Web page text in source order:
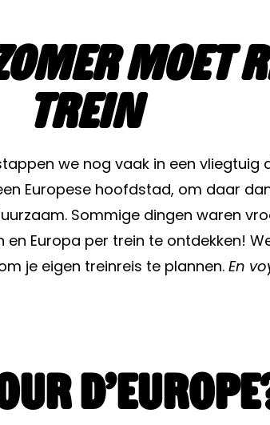
moet
trein
we nog vaak in een
Europese hoofdstad, om daar
Sommige dingen waren
en Europa per trein te ontdekken!
je eigen treinreis te plannen.En